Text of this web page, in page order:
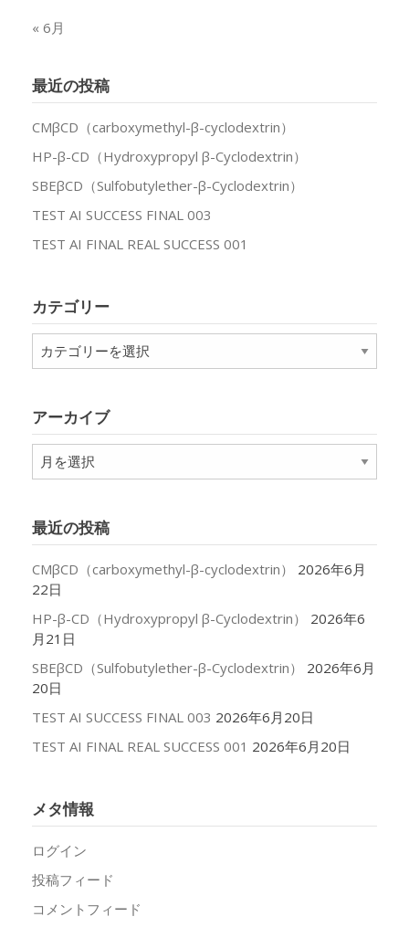
« 6月
最近の投稿
CMβCD（carboxymethyl-β-cyclodextrin）
HP-β-CD（Hydroxypropyl β-Cyclodextrin）
SBEβCD（Sulfobutylether-β-Cyclodextrin）
TEST AI SUCCESS FINAL 003
TEST AI FINAL REAL SUCCESS 001
カテゴリー
テ
ー
アーカイブ
ア
ー
ブ
最近の投稿
CMβCD（carboxymethyl-β-cyclodextrin）
2026年6月
22日
HP-β-CD（Hydroxypropyl β-Cyclodextrin）
2026年6
月21日
SBEβCD（Sulfobutylether-β-Cyclodextrin）
2026年6月
20日
TEST AI SUCCESS FINAL 003 2026年6月20日
TEST AI FINAL REAL SUCCESS 001 2026年6月20日
メタ情報
ログイン
投稿フィード
コメントフィード